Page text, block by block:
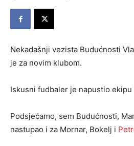
Nekadašnji vezista Budućnosti
je za novim klubom.
Iskusni fudbaler je napustio
Podsjećamo, sem Budućnosti,
nastupao i za Mornar, Bokelj i